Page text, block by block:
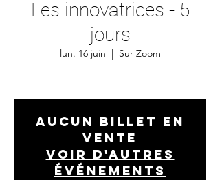
Les innovatrices - 5
jours
lun. 16 juin
  |
Sur Zoom
Aucun billet en
vente
Voir d'autres
événements